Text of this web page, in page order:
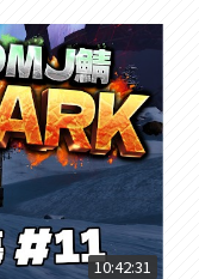
10:42:31